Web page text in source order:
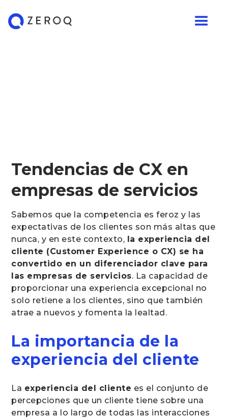
Tendencias de CX en
empresas de servicios
Sabemos que la competencia es feroz y las
expectativas de los clientes son más altas que
nunca, y en este contexto, la experiencia del
cliente (Customer Experience o CX) se ha
convertido en un diferenciador clave para
las empresas de servicios. La capacidad de
proporcionar una experiencia excepcional no
solo retiene a los clientes, sino que también
atrae a nuevos y fomenta la lealtad.
La importancia de la
experiencia del cliente
La experiencia del cliente es el conjunto de
percepciones que un cliente tiene sobre una
empresa a lo largo de todas las interacciones